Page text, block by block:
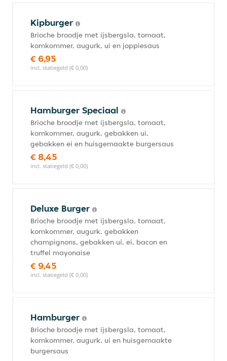
Kipburger
Brioche broodje met ijsbergsla, tomaat,
komkommer, augurk, ui en joppiesaus
€ 6,95
incl. statiegeld (€ 0,00)
Hamburger Speciaal
Brioche broodje met ijsbergsla, tomaat,
komkommer, augurk, gebakken ui,
gebakken ei en huisgemaakte burgersaus
€ 8,45
incl. statiegeld (€ 0,00)
Deluxe Burger
Brioche broodje met ijsbergsla, tomaat,
komkommer, augurk, gebakken
champignons, gebakken ui, ei, bacon en
truffel mayonaise
€ 9,45
incl. statiegeld (€ 0,00)
Hamburger
Brioche broodje met ijsbergsla, tomaat,
komkommer, augurk, ui en huisgemaakte
burgersaus